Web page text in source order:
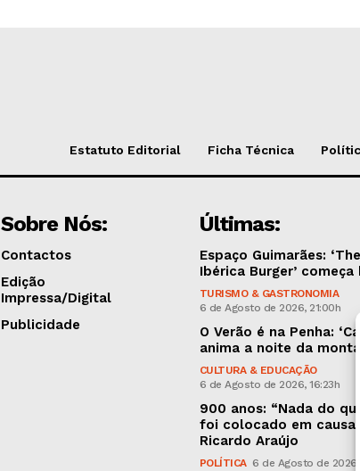
Estatuto Editorial Ficha Técnica
Sobre Nós:
Contactos
Edição
Impressa/Digital
Publicidade
Últimas:
Espaço Guimarães:
Ibérica Burger’ começa
TURISMO & GASTRONOMIA
6 de Agosto de 2026, 21:00h
O Verão é na Penha:
anima a noite da
CULTURA & EDUCAÇÃO
6 de Agosto de 2026, 16:23h
900 anos: “Nada do
foi colocado em
Ricardo Araújo
POLÍTICA 6 de Agosto de 2026,